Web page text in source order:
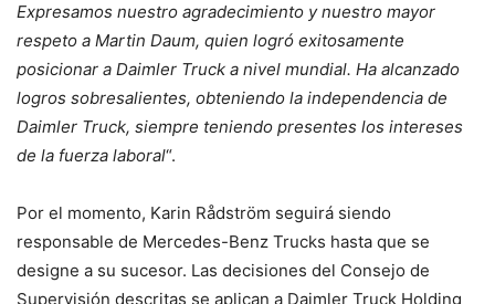
Expresamos nuestro agradecimiento y nuestro mayor
respeto a Martin Daum, quien logró exitosamente
posicionar a Daimler Truck a nivel mundial. Ha alcanzado
logros sobresalientes, obteniendo la independencia de
Daimler Truck, siempre teniendo presentes los intereses
de la fuerza laboral“.
Por el momento, Karin Rådström seguirá siendo
responsable de Mercedes-Benz Trucks hasta que se
designe a su sucesor. Las decisiones del Consejo de
Supervisión descritas se aplican a Daimler Truck Holding